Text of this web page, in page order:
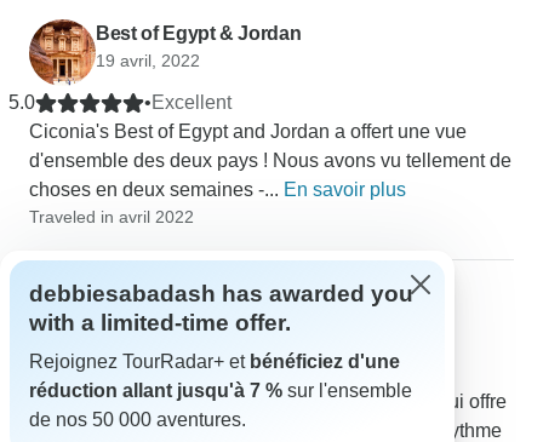
Best of Egypt & Jordan
19 avril, 2022
5.0 •Excellent
Ciconia's Best of Egypt and Jordan a offert une vue
d'ensemble des deux pays ! Nous avons vu tellement de
choses en deux semaines -... En savoir plus
Traveled in avril 2022
Sicily Grand Tour
28 oct., 2021
5.0 •Excellent
Il s'agit d'un itinéraire chargé (mais confortable) qui offre
une introduction aux points forts de la Sicile ! Le rythme
debbiesabadash has awarded you
with a limited-time offer.
Rejoignez TourRadar+ et bénéficiez d'une
réduction allant jusqu'à 7 % sur l'ensemble
de nos 50 000 aventures.